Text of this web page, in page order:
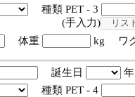
種類 PET - 3
力)
体重 kg ワ
誕生日
種類 PET - 4